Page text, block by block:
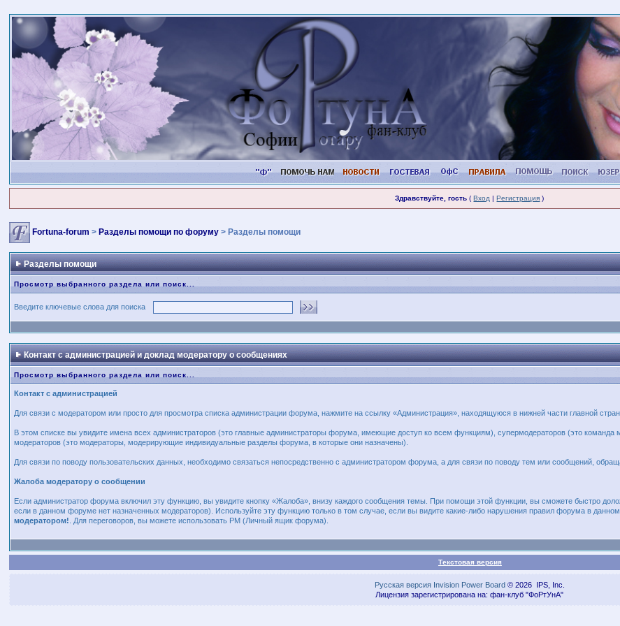
Здравствуйте, гость (Вход |Регистрация )
Fortuna-forum >Разделы помощи по форуму > Разделы помощи
Разделы помощи
Просмотр выбранного раздела или поиск...
Введите ключевые слова для поиска
Контакт с администрацией и доклад модератору о сообщениях
Просмотр выбранного раздела или поиск...
Контакт с администрацией
Для связи с модератором или просто для просмотра списка администрации форума, нажмите на ссылку «Администрация», находящуюся в нижней части главной
В этом списке вы увидите имена всех администраторов (это главные администраторы форума, имеющие доступ ко всем функциям), супермодераторов (это
модераторов (это модераторы, модерирующие индивидуальные разделы форума, в которые они назначены).
Для связи по поводу пользовательских данных, необходимо связаться непосредственно с администратором форума, а для связи по поводу тем или сообщений,
Жалоба модератору о сообщении
Если администратор форума включил эту функцию, вы увидите кнопку «Жалоба», внизу каждого сообщения темы. При помощи этой функции, вы сможете быстро
если в данном форуме нет назначенных модераторов). Используйте эту функцию только в том случае, если вы видите какие-либо нарушения правил форума в
модератором!
. Для переговоров, вы можете использовать PM (Личный ящик форума).
Текстовая версия
Русская версия Invision Power Board© 2026 IPS, Inc.
Лицензия зарегистрирована на: фан-клуб "ФоРтУнА"